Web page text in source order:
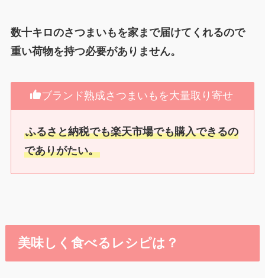
数十キロのさつまいもを家まで届けてくれるので
重い荷物を持つ必要がありません。
ブランド熟成さつまいもを大量取り寄せ
ふるさと納税でも楽天市場でも購入できるの
でありがたい。
美味しく食べるレシピは？